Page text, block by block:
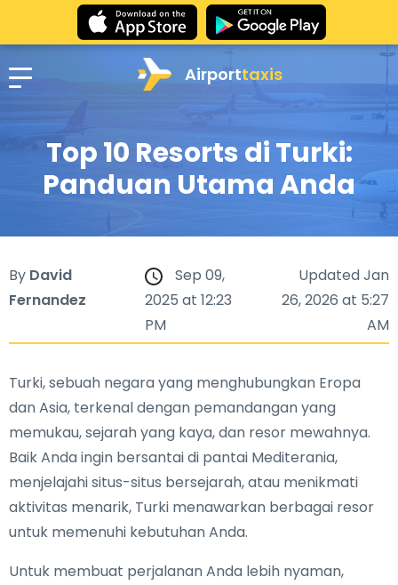
Airporttaxis
Top 10 Resorts di Turki:
Panduan Utama Anda
By David
Fernandez
Sep 09,
2025 at 12:23
PM
Updated Jan
26, 2026 at 5:27
AM
Turki, sebuah negara yang menghubungkan Eropa
dan Asia, terkenal dengan pemandangan yang
memukau, sejarah yang kaya, dan resor mewahnya.
Baik Anda ingin bersantai di pantai Mediterania,
menjelajahi situs-situs bersejarah, atau menikmati
aktivitas menarik, Turki menawarkan berbagai resor
untuk memenuhi kebutuhan Anda.
Untuk membuat perjalanan Anda lebih nyaman,